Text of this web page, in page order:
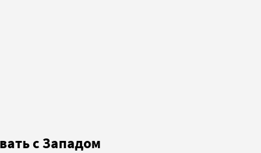
с Западом